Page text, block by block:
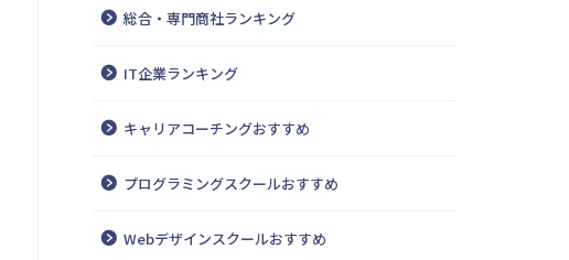
総合・専門商社ランキング
IT企業ランキング
キャリアコーチングおすすめ
プログラミングスクールおすすめ
Webデザインスクールおすすめ